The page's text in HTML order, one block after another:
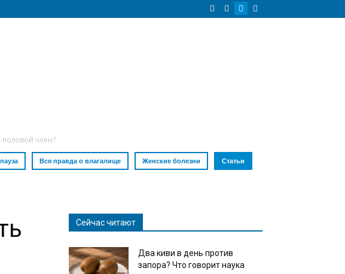
член?
Вся правда о влагалище Женские болезни Статьи
Сейчас читают
Два киви в день против
запора? Что говорит наука